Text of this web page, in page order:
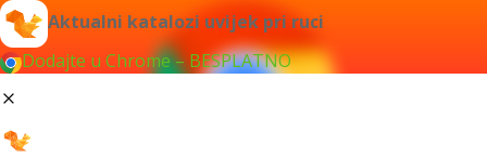
Aktualni katalozi uvijek pri ruci
Dodajte u Chrome – BESPLATNO